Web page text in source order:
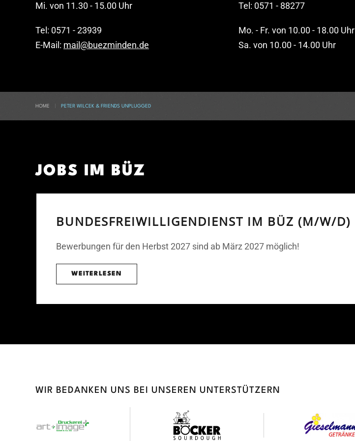
Mi. von 11.30 - 15.00 Uhr
Tel: 0571 - 23939
E-Mail: mail@buezminden.de
Tel: 0571 - 88277
Mo. - Fr. von 10.00 - 18.00 Uhr
Sa. von 10.00 - 14.00 Uhr
HOME PETER WILCEK & FRIENDS UNPLUGGED
JOBS IM BÜZ
BUNDESFREIWILLIGENDIENST IM BÜZ (M/W/D)
Bewerbungen für den Herbst 2027 sind ab März 2027 möglich!
WEITERLESEN
WIR BEDANKEN UNS BEI UNSEREN UNTERSTÜTZERN